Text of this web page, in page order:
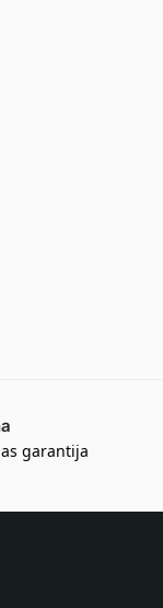
garantija